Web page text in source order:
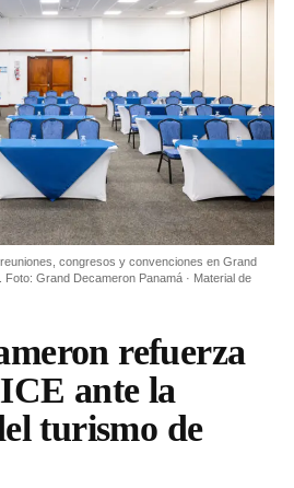
refuerza
ante la
turismo de
congresos y convenciones en Grand
Grand Decameron Panamá · Material de